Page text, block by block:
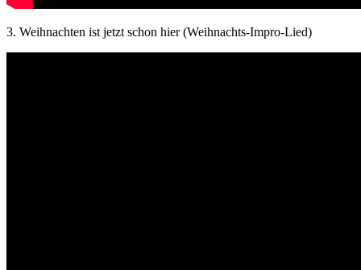
3. Weihnachten ist jetzt schon hier (Weihnachts-Impro-Lied)